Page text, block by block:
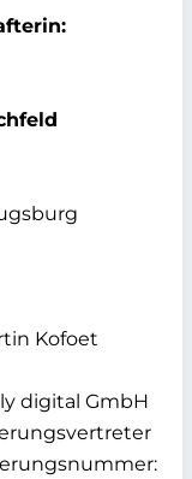
Kofoet
digital GmbH